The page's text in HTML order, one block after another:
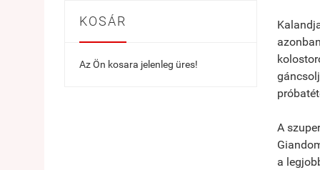
KOSÁR
Az Ön kosara jelenleg üres!
A
a